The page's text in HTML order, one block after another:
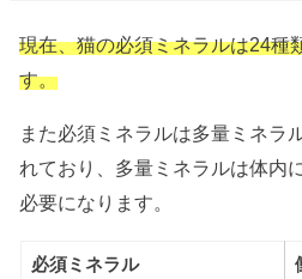
現在、猫の必須ミネラルは24種
す。
また必須ミネラルは多量ミネラ
れており、多量ミネラルは体内
必要になります。
必須ミネラル